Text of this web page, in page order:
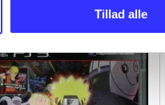
Tillad alle